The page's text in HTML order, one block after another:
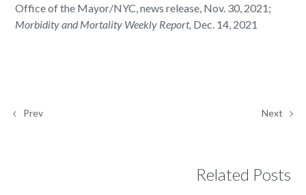
Office of the Mayor/NYC, news release, Nov. 30, 2021;
Morbidity and Mortality Weekly Report, Dec. 14, 2021
Prev Next
Related Posts